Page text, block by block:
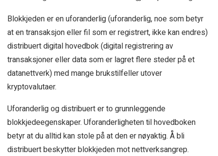
Blokkjeden er en uforanderlig (uforanderlig, noe som betyr
at en transaksjon eller fil som er registrert, ikke kan endres)
distribuert digital hovedbok (digital registrering av
transaksjoner eller data som er lagret flere steder på et
datanettverk) med mange brukstilfeller utover
kryptovalutaer.
Uforanderlig og distribuert er to grunnleggende
blokkjedeegenskaper. Uforanderligheten til hovedboken
betyr at du alltid kan stole på at den er nøyaktig. Å bli
distribuert beskytter blokkjeden mot nettverksangrep.